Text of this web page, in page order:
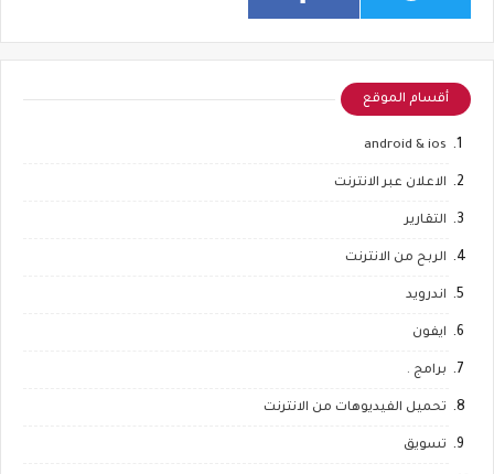
أقسام الموقع
android & ios
الاعلان عبر الانترنت
التقارير
الربح من الانترنت
اندرويد
ايفون
برامج .
تحميل الفيديوهات من الانترنت
تسويق